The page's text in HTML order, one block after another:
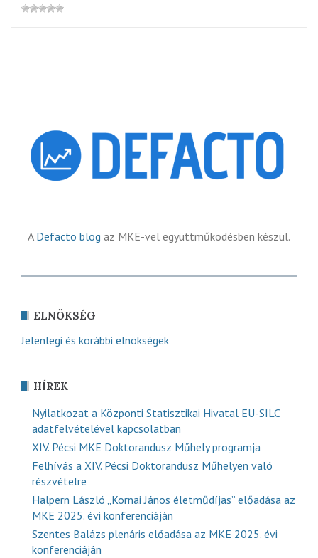
A Defacto blog az MKE-vel együttműködésben készül.
ELNÖKSÉG
Jelenlegi és korábbi elnökségek
HÍREK
Nyilatkozat a Központi Statisztikai Hivatal EU-SILC
adatfelvételével kapcsolatban
XIV. Pécsi MKE Doktorandusz Műhely programja
Felhívás a XIV. Pécsi Doktorandusz Műhelyen való
részvételre
Halpern László „Kornai János életműdíjas” előadása az
MKE 2025. évi konferenciáján
Szentes Balázs plenáris előadása az MKE 2025. évi
konferenciáján